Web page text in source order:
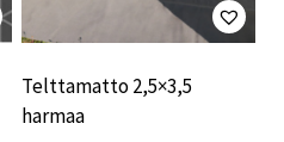
Telttamatto 2,5×3,5
harmaa